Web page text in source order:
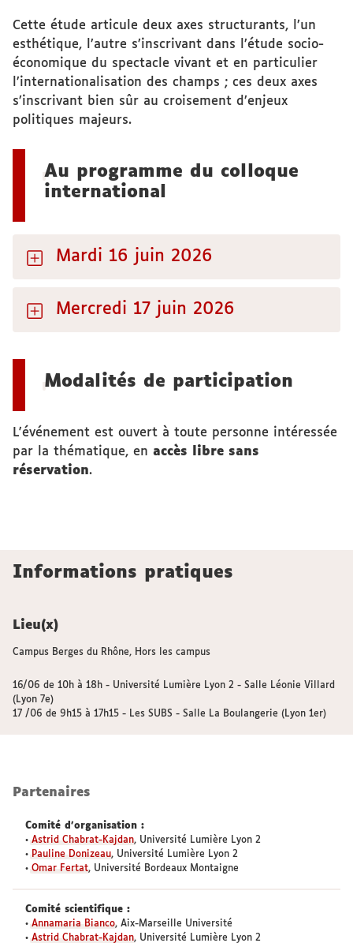
Cette étude articule deux axes structurants, l’un
esthétique, l’autre s’inscrivant dans l’étude socio-
économique du spectacle vivant et en particulier
l’internationalisation des champs ; ces deux axes
s’inscrivant bien sûr au croisement d’enjeux
politiques majeurs.
Au programme du colloque
international
Mardi 16 juin 2026
Mercredi 17 juin 2026
Modalités de participation
L'événement est ouvert à toute personne intéressée
par la thématique, en accès libre sans
réservation.
Informations pratiques
Lieu(x)
Campus Berges du Rhône, Hors les campus
16/06 de 10h à 18h - Université Lumière Lyon 2 - Salle Léonie Villard
(Lyon 7e)
17 /06 de 9h15 à 17h15 - Les SUBS - Salle La Boulangerie (Lyon 1er)
Partenaires
Comité d’organisation :
• Astrid Chabrat-Kajdan, Université Lumière Lyon 2
• Pauline Donizeau, Université Lumière Lyon 2
• Omar Fertat, Université Bordeaux Montaigne
Comité scientifique :
• Annamaria Bianco, Aix-Marseille Université
• Astrid Chabrat-Kajdan, Université Lumière Lyon 2